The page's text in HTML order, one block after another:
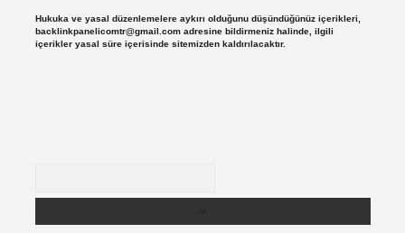
Hukuka ve yasal düzenlemelere aykırı olduğunu düşündüğünüz içerikleri,
backlinkpanelicomtr@gmail.comadresine bildirmeniz halinde, ilgili
içerikler yasal süre içerisinde sitemizden kaldırılacaktır.